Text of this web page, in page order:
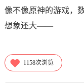
像不像原神的游戏，
想象还大——
1158次浏览